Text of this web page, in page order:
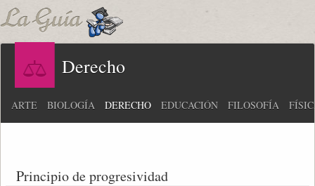
Derecho
ARTE BIOLOGÍA DERECHO EDUCACIÓN FILOSOFÍA
Principio de progresividad